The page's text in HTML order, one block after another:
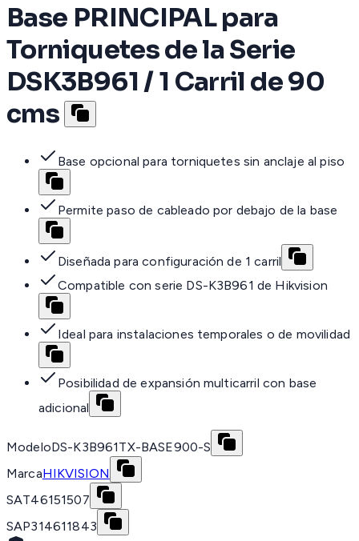
Base PRINCIPAL para
Torniquetes de la Serie
DSK3B961 / 1 Carril de 90
cms
Base opcional para torniquetes sin anclaje al piso
Permite paso de cableado por debajo de la base
Diseñada para configuración de 1 carril
Compatible con serie DS-K3B961 de Hikvision
Ideal para instalaciones temporales o de movilidad
Posibilidad de expansión multicarril con base
adicional
ModeloDS-K3B961TX-BASE900-S
MarcaHIKVISION
SAT46151507
SAP314611843